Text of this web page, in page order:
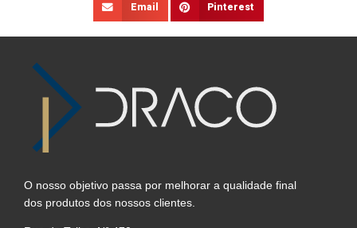
Email Pinterest
O nosso objetivo passa por melhorar a qualidade final
dos produtos dos nossos clientes.